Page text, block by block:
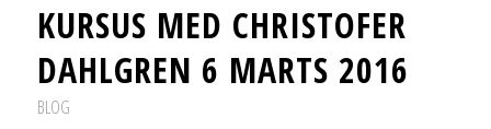
KURSUS MED CHRISTOFER
DAHLGREN 6 MARTS 2016
BLOG